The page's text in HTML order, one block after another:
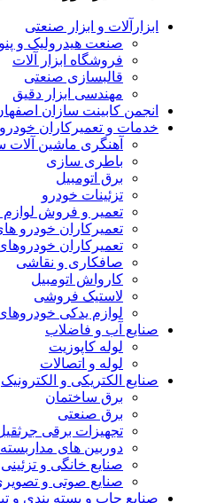
ابزارآلات و ابزار صنعتی
صنعت هیدرولیک و
فروشگاه ابزار آلات
قالبسازی صنعتی
مهندسی ابزار دقیق
انجمن کابینت سازان
خدمات و تعمیرکاران
آهنگری ماشین آلات
باطری سازی
برق اتومبیل
تزئینات خودرو
تعمیر و فروش لوازم
تعمیرکاران خودرو
تعمیرکاران
صافکاری و نقاشی
کارواش اتومبیل
لاستیک فروشی
لوازم یدکی
صنایع آب و فاضلاب
لوله کاپوزیت
لوله و اتصالات
صنایع الکتریکی و الکترونیک
برق ساختمان
برق صنعتی
تجهیزات برقی
دوربین های مداربسته
صنایع خانگی و تزئینی
صنایع صوتی و
صنایع چاپ و بسته بندی و